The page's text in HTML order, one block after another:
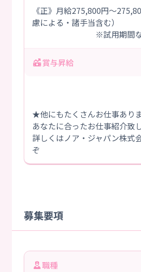
《正》月給275,800円～
慮による・諸手当含む）
※試用期間な
賞与昇給
★他にもたくさんお仕事あり
あなたに合ったお仕事紹介致
詳しくはノア・ジャパン株式
ぞ
募集要項
職種